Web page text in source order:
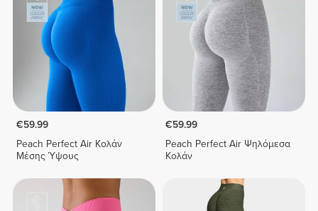
€59.99
Peach Perfect Air Κολάν
Μέσης Ύψους
€59.99
Peach Perfect Air Ψηλόμεσα
Κολάν